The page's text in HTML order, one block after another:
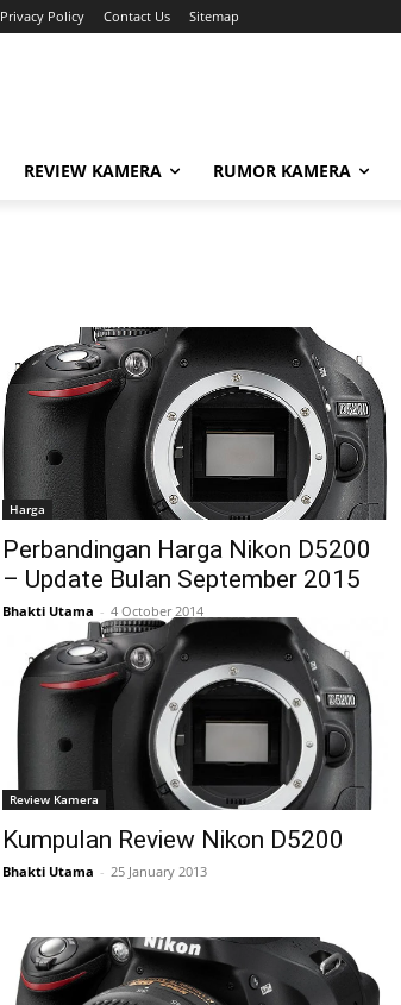
Privacy Policy Contact Us Sitemap
REVIEW KAMERA RUMOR KAMERA
Harga
Perbandingan Harga Nikon D5200
– Update Bulan September 2015
Bhakti Utama - 4 October 2014
Review Kamera
Kumpulan Review Nikon D5200
Bhakti Utama - 25 January 2013